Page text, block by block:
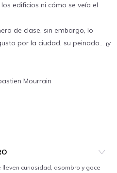
edificios ni cómo se veía el
de clase, sin embargo, lo
por la ciudad, su peinado… ¡y
Mourrain
curiosidad, asombro y goce